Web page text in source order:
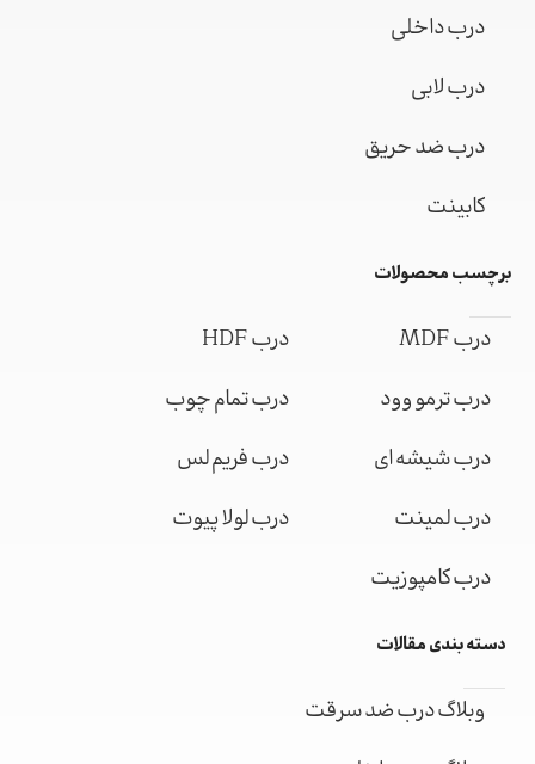
درب داخلی
درب لابی
درب ضد حریق
کابینت
برچسب محصولات
درب MDF
درب HDF
درب ترمو وود
درب تمام چوب
درب شیشه ای
درب فریم لس
درب لمینت
درب لولا پیوت
درب کامپوزیت
دسته بندی مقالات
وبلاگ درب ضد سرقت